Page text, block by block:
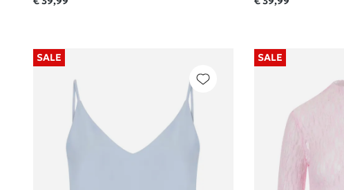
SALE SALE